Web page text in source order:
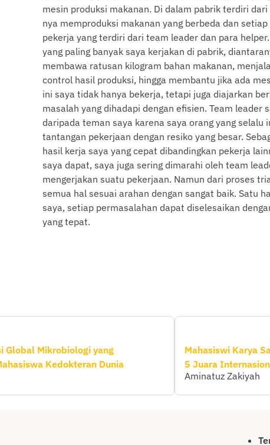
mesin produksi makanan. Di dalam pabrik terdiri
nya memproduksi makanan yang berbeda dan
pekerja yang terdiri dari team leader dan para
yang paling banyak saya kerjakan di pabrik,
membawa ratusan kilogram bahan makanan,
control hasil produksi, hingga membantu jika ada
ini saya tidak hanya bekerja, tetapi juga diajarkan
masalah yang dihadapi dengan efisien. Team leader
daripada teman saya karena saya orang yang selalu
tantangan pekerjaan dengan resiko yang besar.
hasil kerja saya yang cepat dibandingkan pekerja
saya dapat, saya juga sering dimarahi oleh team
mengerjakan suatu pekerjaan. Namun dari proses
semua hal sesuai arahan dengan sangat baik. Satu
saya, setiap permasalahan dapat diselesaikan
yang tepat.
Global Mikro­biologi yang
Kedokteran Dunia
Mahasiswi Karya
5 Juara
Aminatuz Zakiyah